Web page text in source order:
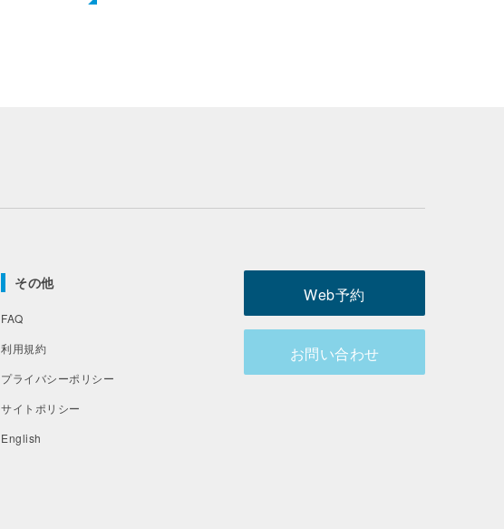
その他
FAQ
利用規約
プライバシーポリシー
サイトポリシー
English
Web予約
お問い合わせ